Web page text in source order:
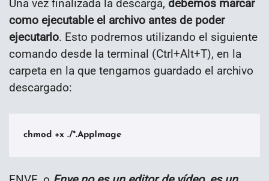
Una vez finalizada la descarga, debemos marcar
como ejecutable el archivo antes de poder
ejecutarlo. Esto podremos utilizando el siguiente
comando desde la terminal (Ctrl+Alt+T), en la
carpeta en la que tengamos guardado el archivo
descargado:
chmod +x ./*.AppImage